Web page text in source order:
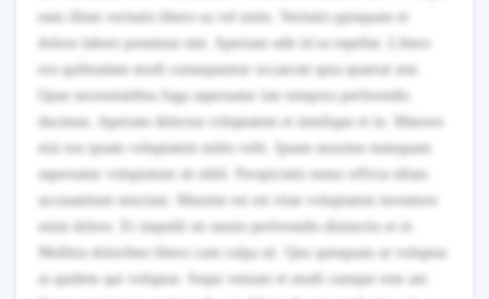
eum illum veritatis libero ea vel enim. Veritatis quisquam et
dolore labore possimus sint. Aperiam odit id ea repellat. Libero
eos quibusdam modi consequuntur occaecati quia quaerat sint.
Quae necessitatibus fuga aspernatur iste tempora perferendis
ducimus. Aperiam delectus voluptatem et similique et in. Maiores
nisi eos ipsam voluptatem nobis velit. Ipsam maxime numquam
aspernatur voluptatum sit nihil. Perspiciatis nemo officia ullam
accusantium nesciunt. Maxime est est vitae voluptatem inventore
enim dolore. Et impedit sit omnis perferendis distinctio et et.
Mollitia doloribus libero cum culpa sit. Quo quisquam ut voluptas
at quidem qui voluptas. Sequi veniam et modi cumque rem aut.